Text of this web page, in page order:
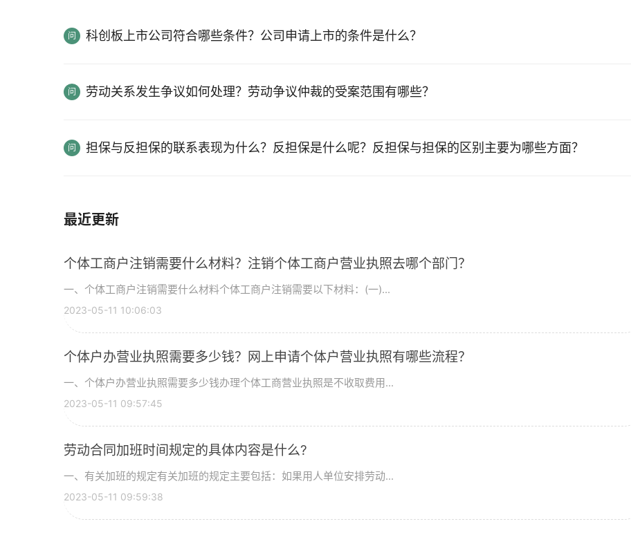
科创板上市公司符合哪些条件？公司申请上市的条件是什么？
劳动关系发生争议如何处理？劳动争议仲裁的受案范围有哪些？
担保与反担保的联系表现为什么？反担保是什么呢？反担保与担保的区别主要为哪些方面？
最近更新
个体工商户注销需要什么材料？注销个体工商户营业执照去哪个部门？
一、个体工商户注销需要什么材料个体工商户注销需要以下材料：(一)...
2023-05-11 10:06:03
个体户办营业执照需要多少钱？网上申请个体户营业执照有哪些流程？
一、个体户办营业执照需要多少钱办理个体工商营业执照是不收取费用...
2023-05-11 09:57:45
劳动合同加班时间规定的具体内容是什么?
一、有关加班的规定有关加班的规定主要包括：如果用人单位安排劳动...
2023-05-11 09:59:38